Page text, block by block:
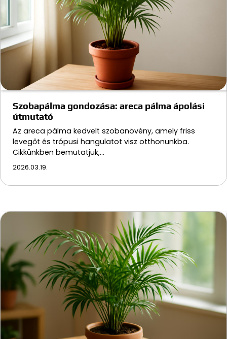
Szobapálma gondozása: areca pálma ápolási
útmutató
Az areca pálma kedvelt szobanövény, amely friss
levegőt és trópusi hangulatot visz otthonunkba.
Cikkünkben bemutatjuk,…
2026.03.19.